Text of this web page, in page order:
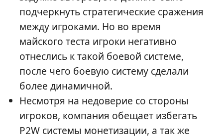
подчеркнуть стратегические сражения
между игроками. Но во время
майского теста игроки негативно
отнеслись к такой боевой системе,
после чего боевую систему сделали
более динамичной.
Несмотря на недоверие со стороны
игроков, компания обещает избегать
P2W системы монетизации, а так же